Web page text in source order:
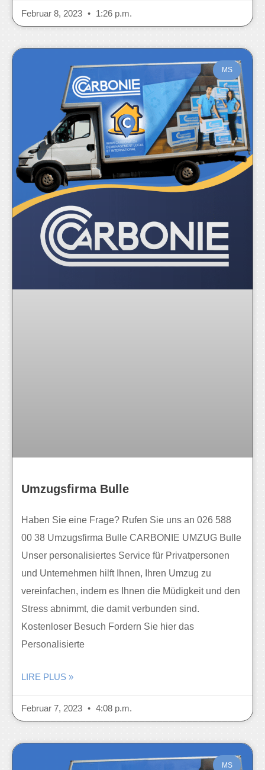
Februar 8, 2023 1:26 p.m.
MS
Umzugsfirma Bulle
Haben Sie eine Frage? Rufen Sie uns an 026 588
00 38 Umzugsfirma Bulle CARBONIE UMZUG Bulle
Unser personalisiertes Service für Privatpersonen
und Unternehmen hilft Ihnen, Ihren Umzug zu
vereinfachen, indem es Ihnen die Müdigkeit und den
Stress abnimmt, die damit verbunden sind.
Kostenloser Besuch Fordern Sie hier das
Personalisierte
LIRE PLUS »
Februar 7, 2023 4:08 p.m.
MS